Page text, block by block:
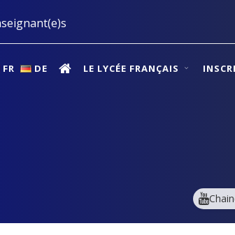
FR DE LE LYCÉE FRANÇAIS